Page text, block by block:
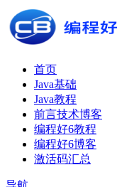
首页
Java基础
Java教程
前言技术博客
编程好6教程
编程好6博客
激活码汇总